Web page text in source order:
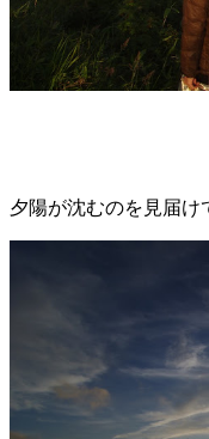
夕陽が沈むのを見届け